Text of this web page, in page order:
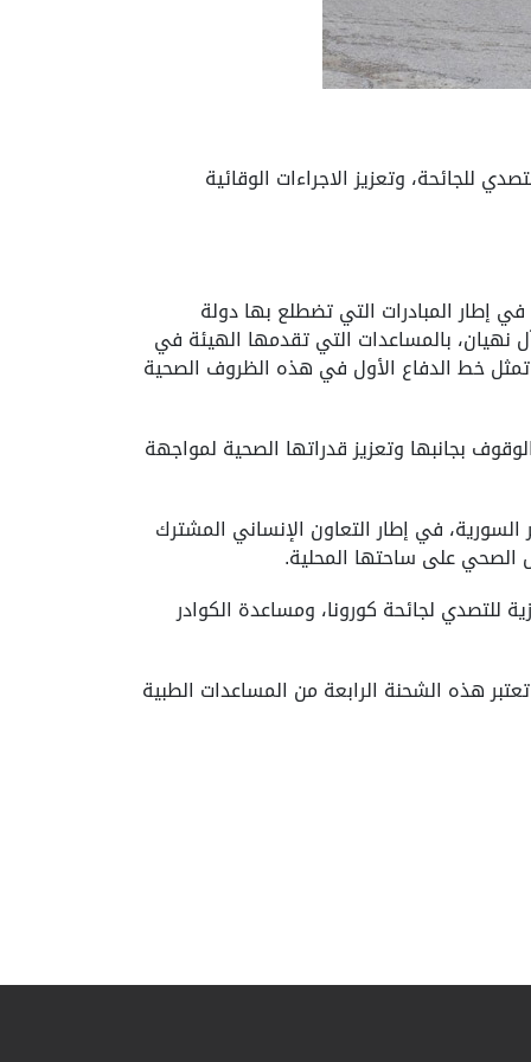
الإمارات للتصدي للجائحة، وتعزيز الاجراءات الوقائية
إطار المبادرات التي تضطلع بها دولة
نهيان، بالمساعدات التي تقدمها الهيئة في
تمثل خط الدفاع الأول في هذه الظروف الصحية
بجانبها وتعزيز قدراتها الصحية لمواجهة
في إطار التعاون الإنساني المشترك
الصحي على ساحتها المحلية.
للتصدي لجائحة كورونا، ومساعدة الكوادر
عام الهلال الاحمر: "تأتي هذه المساعدات ضمن الاستجابة العالمية لمواجهة انتشار جائحة كوفيد-19 وتعتبر هذه الشحنة الرابعة من المساعدات الطبية